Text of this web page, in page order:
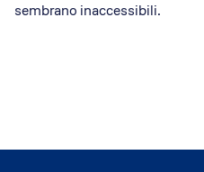
sembrano inaccessibili.